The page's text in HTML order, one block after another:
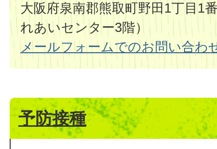
大阪府泉南郡熊取町野田1丁目1
れあいセンター3階）
メールフォームでのお問い合わ
予防接種